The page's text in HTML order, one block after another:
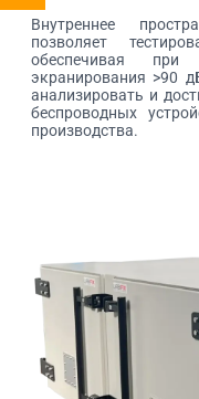
Внутреннее
позволяет
обеспечивая
экранирования >90
анализировать и
беспроводных
производства.